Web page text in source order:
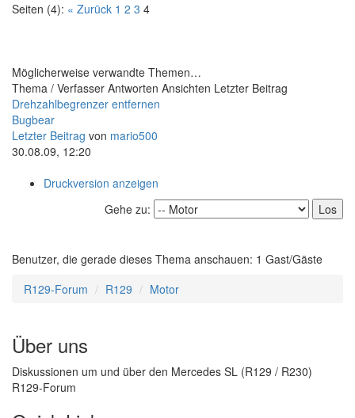
Seiten (4): « Zurück 1 2 3 4
Möglicherweise verwandte Themen…
Thema / Verfasser Antworten Ansichten Letzter Beitrag
Drehzahlbegrenzer entfernen
Bugbear
Letzter Beitrag von mario500
30.08.09, 12:20
Druckversion anzeigen
Gehe zu:
Benutzer, die gerade dieses Thema anschauen: 1 Gast/Gäste
R129-Forum
R129 Motor
Über uns
Diskussionen um und über den Mercedes SL (R129 / R230)
R129-Forum